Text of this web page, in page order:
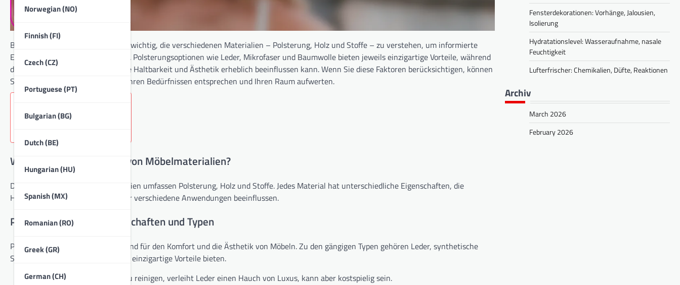
Norwegian (NO)
Finnish (FI)
Czech (CZ)
Portuguese (PT)
Bulgarian (BG)
Dutch (BE)
Hungarian (HU)
Spanish (MX)
Romanian (RO)
Greek (GR)
German (CH)
Bei der Auswahl von Möbeln ist es wichtig, die verschiedenen Materialien – Polsterung, Holz und Stoffe – zu verstehen, um informierte
Entscheidungen treffen zu können. Polsterungsoptionen wie Leder, Mikrofaser und Baumwolle bieten jeweils einzigartige Vorteile, während
die Art des verwendeten Holzes die Haltbarkeit und Ästhetik erheblich beeinflussen kann. Wenn Sie diese Faktoren berücksichtigen, können
Sie sicherstellen, dass Ihre Möbel Ihren Bedürfnissen entsprechen und Ihren Raum aufwerten.
Was sind die Haupttypen von Möbelmaterialien?
Die Haupttypen von Möbelmaterialien umfassen Polsterung, Holz und Stoffe. Jedes Material hat unterschiedliche Eigenschaften, die
Haltbarkeit, Pflege und Eignung für verschiedene Anwendungen beeinflussen.
Polstermaterialien: Eigenschaften und Typen
Polstermaterialien sind entscheidend für den Komfort und die Ästhetik von Möbeln. Zu den gängigen Typen gehören Leder, synthetische
Stoffe und Naturfasern, die jeweils einzigartige Vorteile bieten.
Leder:Langlebig und leicht zu reinigen, verleiht Leder einen Hauch von Luxus, kann aber kostspielig sein.
Fensterdekorationen: Vorhänge, Jalousien,
Isolierung
Hydratationslevel: Wasseraufnahme, nasale
Feuchtigkeit
Lufterfrischer: Chemikalien, Düfte, Reaktionen
Archiv
March 2026
February 2026